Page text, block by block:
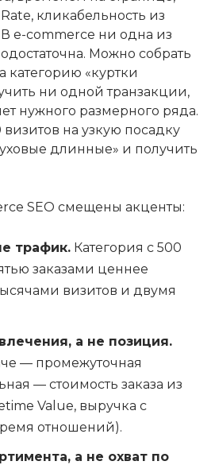
кликабельность из
e-commerce ни одна из
Можно собрать
категорию «куртки
ни одной транзакции,
нужного размерного ряда.
на узкую посадку
длинные» и получить
SEO смещены акценты:
трафик. Категория с 500
заказами ценнее
визитов и двумя
а не позиция.
— промежуточная
— стоимость заказа из
Value, выручка с
отношений).
а не охват по